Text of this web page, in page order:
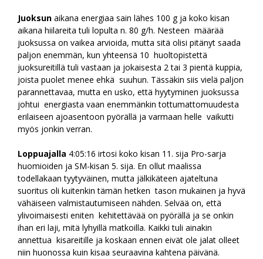
Juoksun aikana energiaa sain lähes 100 g ja koko kisan
aikana hiilareita tuli lopulta n. 80 g/h. Nesteen määrää
juoksussa on vaikea arvioida, mutta sitä olisi pitänyt saada
paljon enemmän, kun yhteensä 10 huoltopistettä
juoksureitillä tuli vastaan ja jokaisesta 2 tai 3 pientä kuppia,
joista puolet menee ehkä suuhun. Tässäkin siis vielä paljon
parannettavaa, mutta en usko, että hyytyminen juoksussa
johtui energiasta vaan enemmänkin tottumattomuudesta
erilaiseen ajoasentoon pyörällä ja varmaan helle vaikutti
myös jonkin verran.
Loppuajalla 4:05:16 irtosi koko kisan 11. sija Pro-sarja
huomioiden ja SM-kisan 5. sija. En ollut maalissa
todellakaan tyytyväinen, mutta jälkikäteen ajateltuna
suoritus oli kuitenkin tämän hetken tason mukainen ja hyvä
vähäiseen valmistautumiseen nähden. Selvää on, että
ylivoimaisesti eniten kehitettävää on pyörällä ja se onkin
ihan eri laji, mitä lyhyillä matkoilla. Kaikki tuli ainakin
annettua kisareitille ja koskaan ennen eivät ole jalat olleet
niin huonossa kuin kisaa seuraavina kahtena päivänä.